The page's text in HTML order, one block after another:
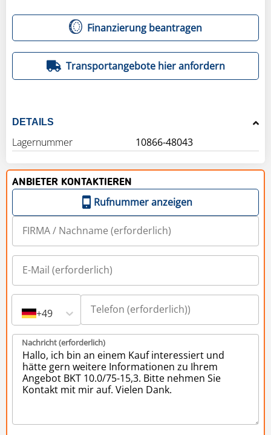
Finanzierung beantragen
Transportangebote hier anfordern
DETAILS
Lagernummer 10866-48043
ANBIETER KONTAKTIEREN
Rufnummer anzeigen
+49
Nachricht (erforderlich)